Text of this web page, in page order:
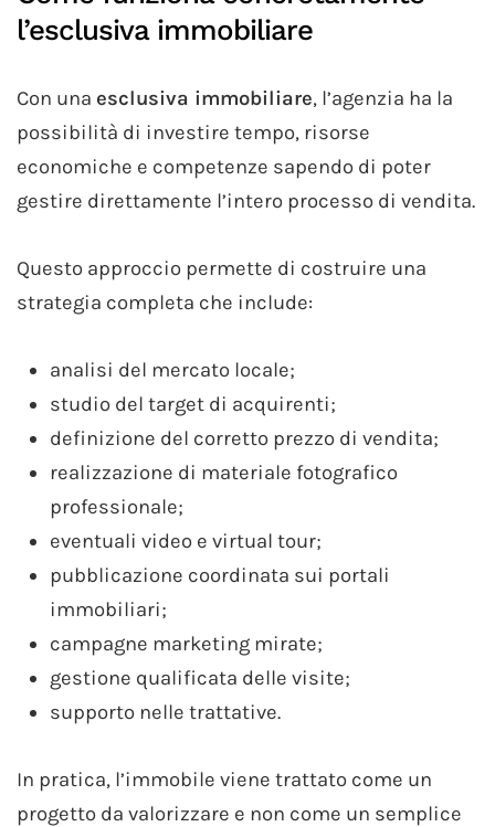
l’esclusiva immobiliare
Con una esclusiva immobiliare, l’agenzia ha la
possibilità di investire tempo, risorse
economiche e competenze sapendo di poter
gestire direttamente l’intero processo di vendita.
Questo approccio permette di costruire una
strategia completa che include:
analisi del mercato locale;
studio del target di acquirenti;
definizione del corretto prezzo di vendita;
realizzazione di materiale fotografico
professionale;
eventuali video e virtual tour;
pubblicazione coordinata sui portali
immobiliari;
campagne marketing mirate;
gestione qualificata delle visite;
supporto nelle trattative.
In pratica, l’immobile viene trattato come un
progetto da valorizzare e non come un semplice